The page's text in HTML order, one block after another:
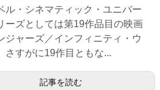
ル・シネマティック・ユニバー
ーズとしては第19作品目の映画
ジャーズ／インフィニティ・ウ
さすがに19作目ともな...
記事を読む